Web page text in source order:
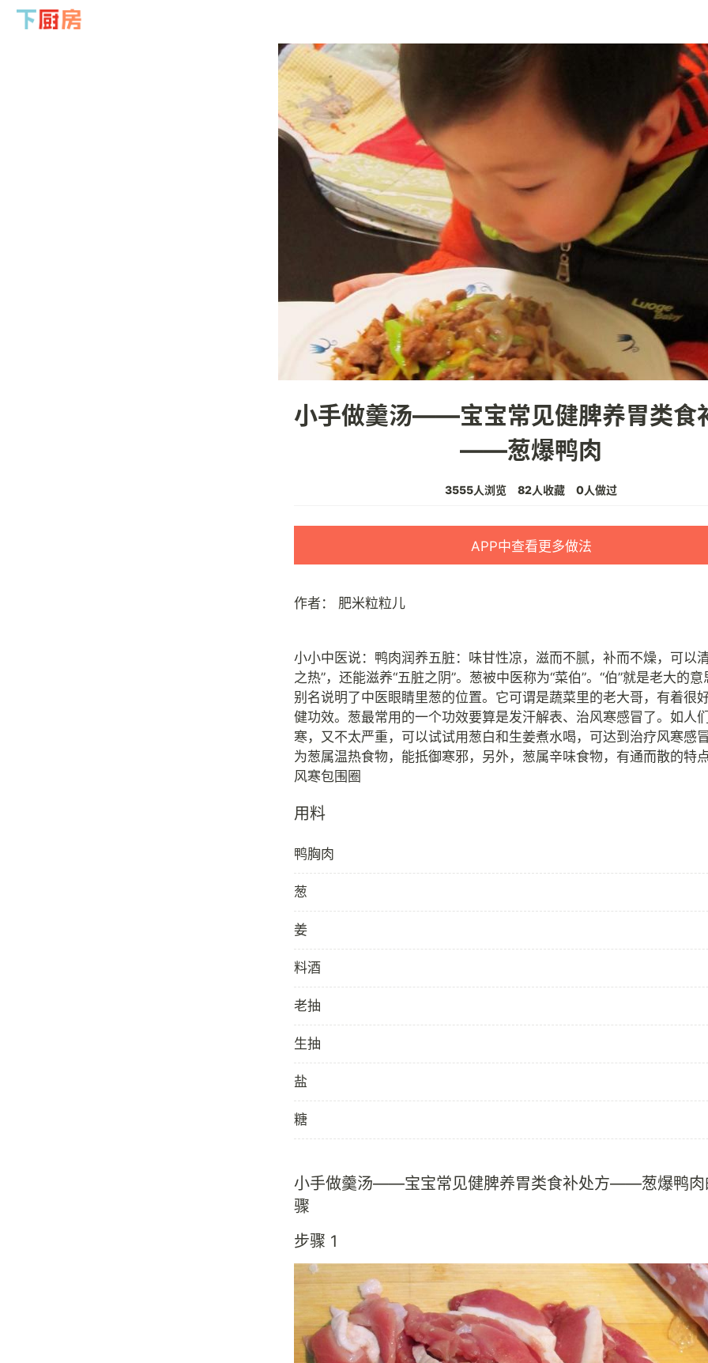
小手做羹汤——宝宝常见健脾养胃类食
——葱爆鸭肉
3555人浏览 82人收藏 0人做过
APP中查看更多做法
作者： 肥米粒粒儿
小小中医说：鸭肉润养五脏：味甘性凉，滋而不腻，补而不燥，可以
之热”，还能滋养“五脏之阴”。葱被中医称为“菜伯”。“伯”就是老大的
别名说明了中医眼睛里葱的位置。它可谓是蔬菜里的老大哥，有着很
健功效。葱最常用的一个功效要算是发汗解表、治风寒感冒了。如人
寒，又不太严重，可以试试用葱白和生姜煮水喝，可达到治疗风寒感
为葱属温热食物，能抵御寒邪，另外，葱属辛味食物，有通而散的特
用料
鸭胸肉
葱
姜
料酒
老抽
生抽
盐
糖
小手做羹汤——宝宝常见健脾养胃类食补处方——葱爆鸭肉
骤
步骤 1